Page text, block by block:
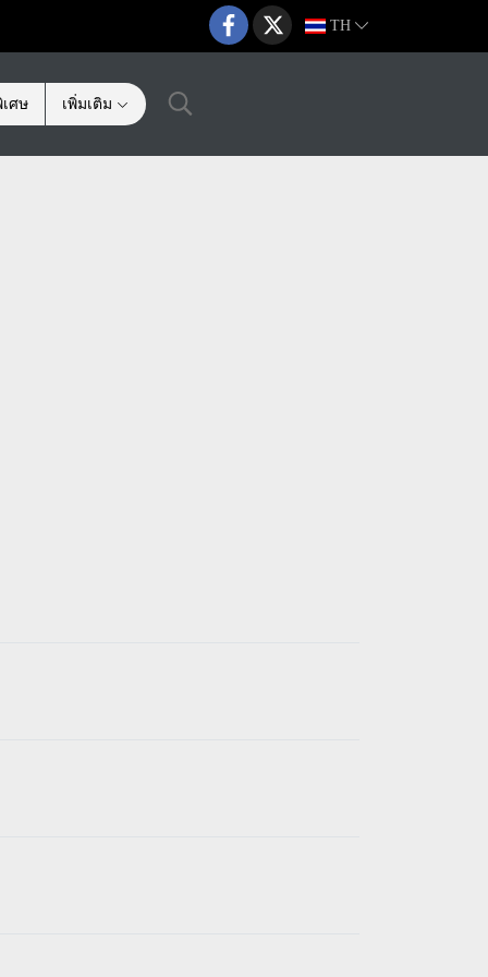
TH
ศษ เพิ่มเติม